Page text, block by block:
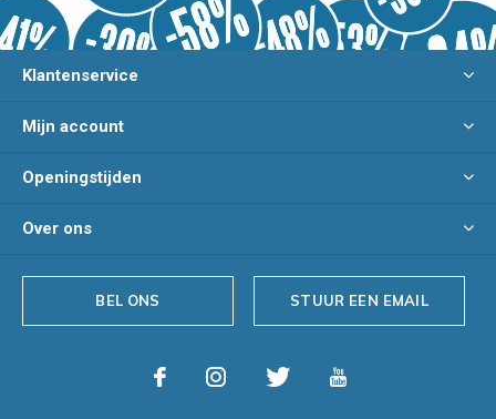
Klantenservice
Mijn account
Openingstijden
Over ons
BEL ONS STUUR EEN EMAIL